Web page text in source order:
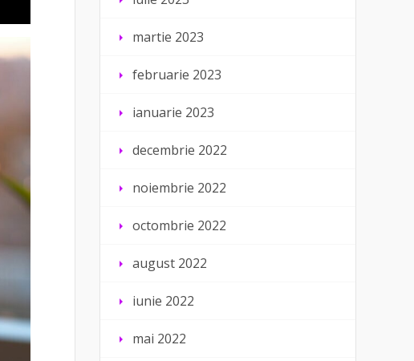
martie 2023
februarie 2023
ianuarie 2023
decembrie 2022
noiembrie 2022
octombrie 2022
august 2022
iunie 2022
mai 2022